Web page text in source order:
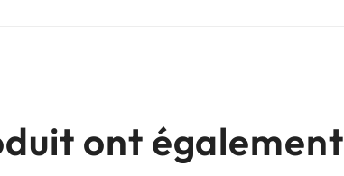
ont également